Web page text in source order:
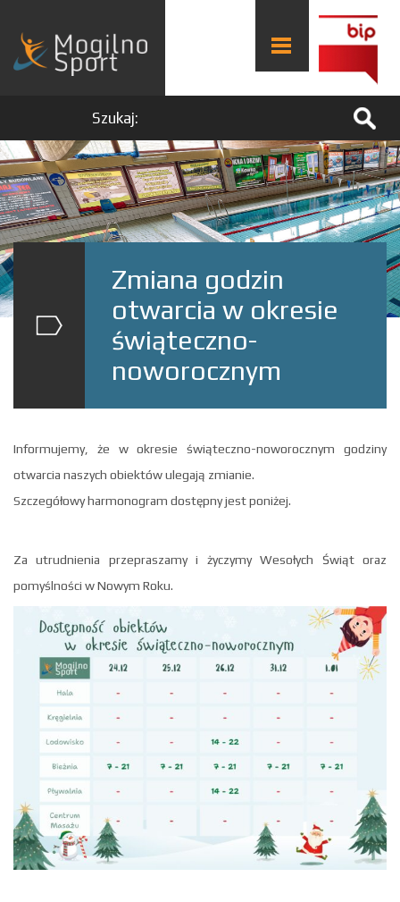
Szukaj:
Zmiana godzin
otwarcia w okresie
świąteczno-
noworocznym
Informujemy, że w okresie świąteczno-noworocznym godziny
otwarcia naszych obiektów ulegają zmianie.
Szczegółowy harmonogram dostępny jest poniżej.
Za utrudnienia przepraszamy i życzymy Wesołych Świąt oraz
pomyślności w Nowym Roku.